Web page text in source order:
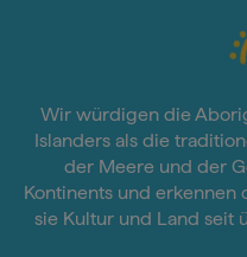
Wir würdigen die
Islanders als die
der Meere und der
Kontinents und
sie Kultur und Land seit